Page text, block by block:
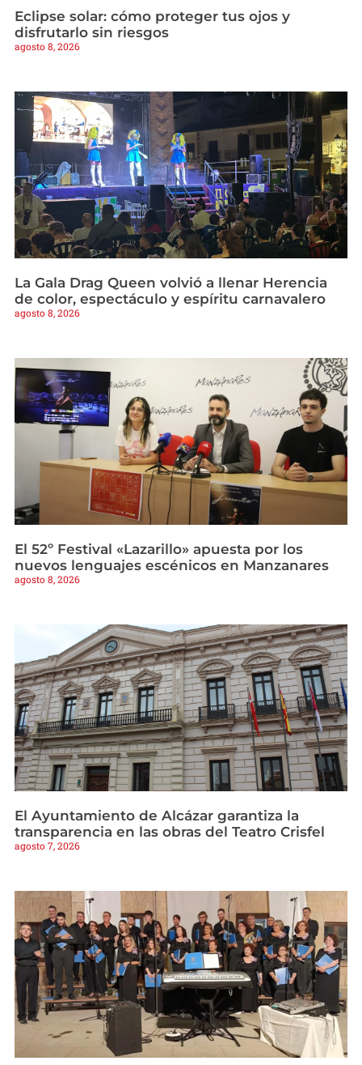
Eclipse solar: cómo proteger tus ojos y
disfrutarlo sin riesgos
agosto 8, 2026
La Gala Drag Queen volvió a llenar Herencia
de color, espectáculo y espíritu carnavalero
agosto 8, 2026
El 52º Festival «Lazarillo» apuesta por los
nuevos lenguajes escénicos en Manzanares
agosto 8, 2026
El Ayuntamiento de Alcázar garantiza la
transparencia en las obras del Teatro Crisfel
agosto 7, 2026